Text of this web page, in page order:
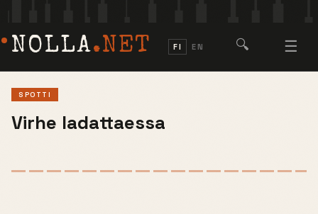
NOLLA.NET FI EN 🔍 ☰
SPOTTI
Virhe ladattaessa